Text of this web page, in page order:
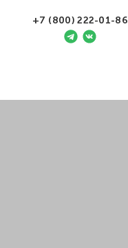
+7 (800) 222-01-86